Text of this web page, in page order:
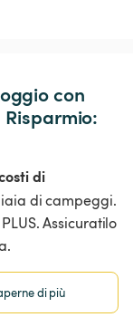
con
di
di campeggi.
Assicuratilo
di più